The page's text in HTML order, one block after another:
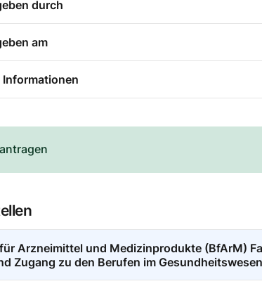
durch
am
Arzneimittel und Medizinprodukte (BfArM)
Zugang zu den Berufen im Gesundheitswesen